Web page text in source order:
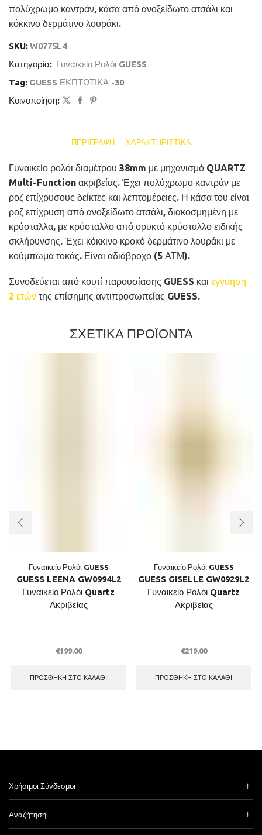
πολύχρωμο καντράν, κάσα από ανοξείδωτο ατσάλι και
κόκκινο δερμάτινο λουράκι.
SKU:W0775L4
Κατηγορία: Γυναικείο Ρολόι GUESS
Tag: GUESS ΕΚΠΤΩΤΙΚΑ -30
Κοινοποίηση:
ΠΕΡΙΓΡΑΦΉ ΧΑΡΑΚΤΗΡΙΣΤΙΚΆ
Γυναικείο ρολόι διαμέτρου 38mm με μηχανισμό QUARTZ
Multi-Function ακριβείας. Έχει πολύχρωμο καντράν με
ροζ επίχρυσους δείκτες και λεπτομέρειες. Η κάσα του είναι
ροζ επίχρυση από ανοξείδωτο ατσάλι, διακοσμημένη με
κρύσταλλα, με κρύσταλλο από ορυκτό κρύσταλλο ειδικής
σκλήρυνσης. Έχει κόκκινο κροκό δερμάτινο λουράκι με
κούμπωμα τοκάς. Είναι αδιάβροχο (5 ΑΤΜ).
Συνοδεύεται από κουτί παρουσίασης GUESS και εγγύηση
2 ετών της επίσημης αντιπροσωπείας GUESS.
ΣΧΕΤΙΚΑ ΠΡΟΪΟΝΤΑ
Γυναικείο Ρολόι GUESS
GUESS LEENA GW0994L2
Γυναικείο Ρολόι Quartz
Ακριβείας
€199.00
ΠΡΟΣΘΉΚΗ ΣΤΟ ΚΑΛΆΘΙ
Γυναικείο Ρολόι GUESS
GUESS GISELLE GW0929L2
Γυναικείο Ρολόι Quartz
Ακριβείας
€219.00
ΠΡΟΣΘΉΚΗ ΣΤΟ ΚΑΛΆΘΙ
Χρήσιμοι Σύνδεσμοι
Αναζήτηση